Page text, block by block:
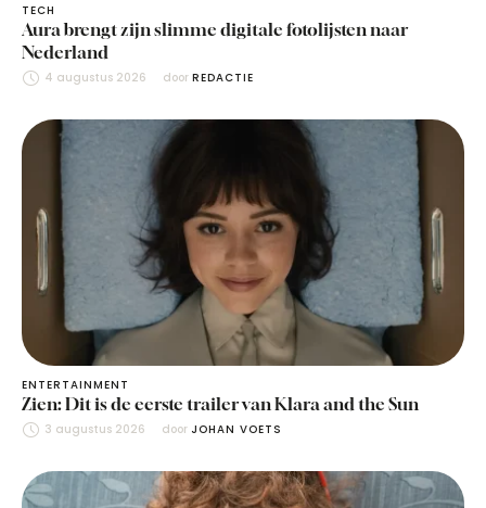
TECH
Aura brengt zijn slimme digitale fotolijsten naar
Nederland
4 augustus 2026 door REDACTIE
ENTERTAINMENT
Zien: Dit is de eerste trailer van Klara and the Sun
3 augustus 2026 door JOHAN VOETS